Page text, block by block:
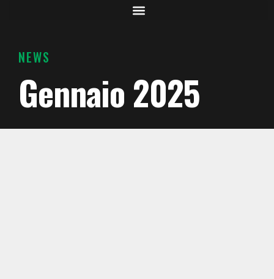
NEWS
Gennaio 2025